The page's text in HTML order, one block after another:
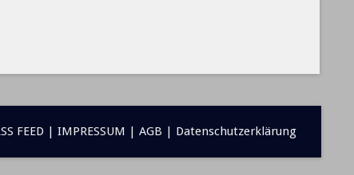
FEED | IMPRESSUM | AGB | Datenschutzerklärung